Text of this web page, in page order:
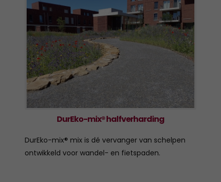
DurEko-mix® halfverharding
DurEko-mix® mix is dé vervanger van schelpen
ontwikkeld voor wandel- en fietspaden.